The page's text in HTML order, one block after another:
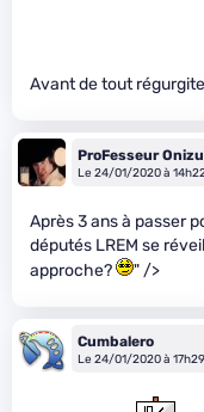
Avant de tout
ProFesseur
Le 24/01/2020 à
Après 3 ans à passer
députés LREM se
approche?
" />
Cumbalero
Le 24/01/2020 à 17h29